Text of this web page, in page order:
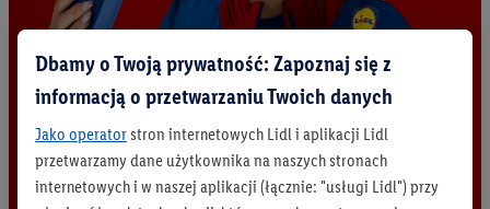
Dbamy o Twoją prywatność: Zapoznaj się z
informacją o przetwarzaniu Twoich danych
Jako operatorstron internetowych Lidl i aplikacji Lidl
przetwarzamy dane użytkownika na naszych stronach
internetowych i w naszej aplikacji (łącznie: "usługi Lidl") przy